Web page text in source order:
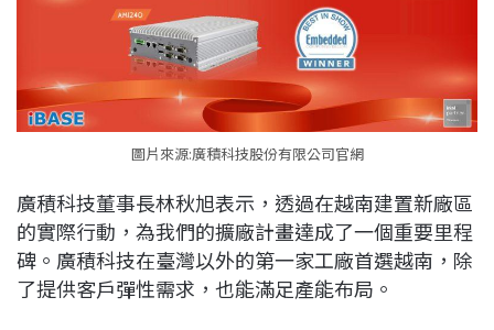
圖片來源:廣積科技股份有限公司官網
廣積科技董事長林秋旭表示，透過在越南建置新廠區
的實際行動，為我們的擴廠計畫達成了一個重要里程
碑。廣積科技在臺灣以外的第一家工廠首選越南，除
了提供客戶彈性需求，也能滿足產能布局。